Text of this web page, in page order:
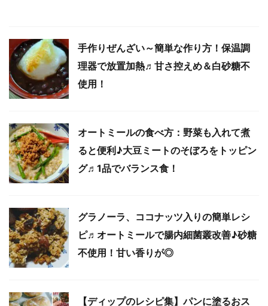
手作りぜんざい～簡単な作り方！保温調
理器で放置加熱♬甘さ控えめ＆白砂糖不
使用！
オートミールの食べ方：野菜も入れて煮
ると便利♪大豆ミートのそぼろをトッピン
グ♬1品でバランス食！
グラノーラ、ココナッツ入りの簡単レシ
ピ♬オートミールで腸内細菌叢改善♪砂糖
不使用！甘い香りが◎
【ディップのレシピ集】パンに塗るおス